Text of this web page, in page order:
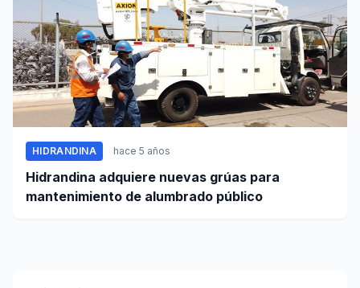
HIDRANDINA hace 5 años
Hidrandina adquiere nuevas grúas para
mantenimiento de alumbrado público